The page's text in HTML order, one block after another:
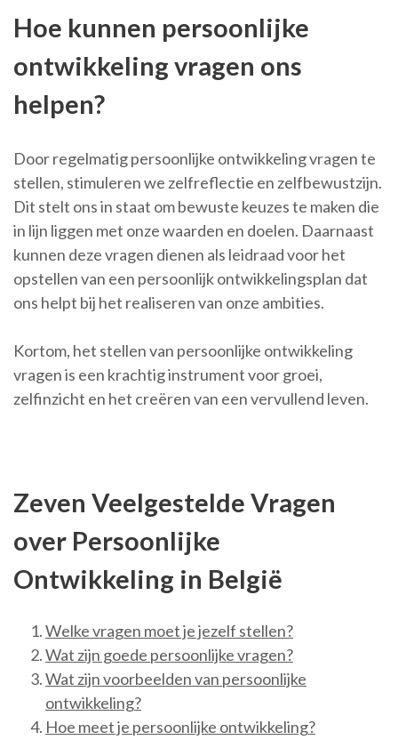
Hoe kunnen persoonlijke
ontwikkeling vragen ons
helpen?
Door regelmatig persoonlijke ontwikkeling vragen te
stellen, stimuleren we zelfreflectie en zelfbewustzijn.
Dit stelt ons in staat om bewuste keuzes te maken die
in lijn liggen met onze waarden en doelen. Daarnaast
kunnen deze vragen dienen als leidraad voor het
opstellen van een persoonlijk ontwikkelingsplan dat
ons helpt bij het realiseren van onze ambities.
Kortom, het stellen van persoonlijke ontwikkeling
vragen is een krachtig instrument voor groei,
zelfinzicht en het creëren van een vervullend leven.
Zeven Veelgestelde Vragen
over Persoonlijke
Ontwikkeling in België
Welke vragen moet je jezelf stellen?
Wat zijn goede persoonlijke vragen?
Wat zijn voorbeelden van persoonlijke
ontwikkeling?
Hoe meet je persoonlijke ontwikkeling?